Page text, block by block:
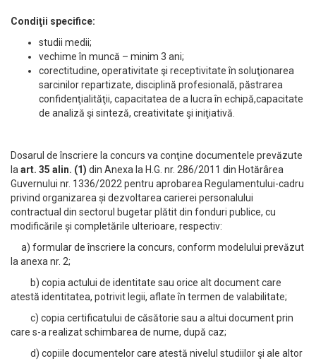
Condiţii specifice:
studii medii;
vechime în muncă – minim 3 ani;
corectitudine, operativitate şi receptivitate în soluţionarea
sarcinilor repartizate, disciplină profesională, păstrarea
confidenţialităţii, capacitatea de a lucra în echipă,capacitate
de analiză şi sinteză, creativitate şi iniţiativă.
Dosarul de înscriere la concurs va conţine documentele prevăzute
la art. 35 alin. (1) din Anexa la H.G. nr. 286/2011 din Hotărârea
Guvernului nr. 1336/2022 pentru aprobarea Regulamentului-cadru
privind organizarea și dezvoltarea carierei personalului
contractual din sectorul bugetar plătit din fonduri publice, cu
modificările și completările ulterioare, respectiv:
a) formular de înscriere la concurs, conform modelului prevăzut
la anexa nr. 2;
b) copia actului de identitate sau orice alt document care
atestă identitatea, potrivit legii, aflate în termen de valabilitate;
c) copia certificatului de căsătorie sau a altui document prin
care s-a realizat schimbarea de nume, după caz;
d) copiile documentelor care atestă nivelul studiilor şi ale altor